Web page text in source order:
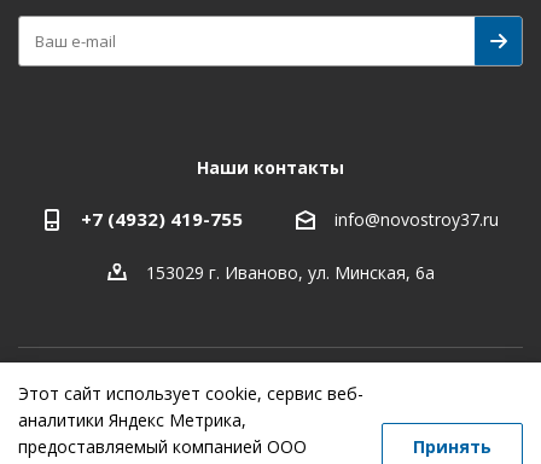
Наши контакты
+7 (4932) 419-755 info@novostroy37.ru
153029 г. Иваново, ул. Минская, 6а
-разработка,продвижение сайта
Этот сайт использует cookie, сервис веб-
аналитики Яндекс Метрика,
предоставляемый компанией ООО
Принять